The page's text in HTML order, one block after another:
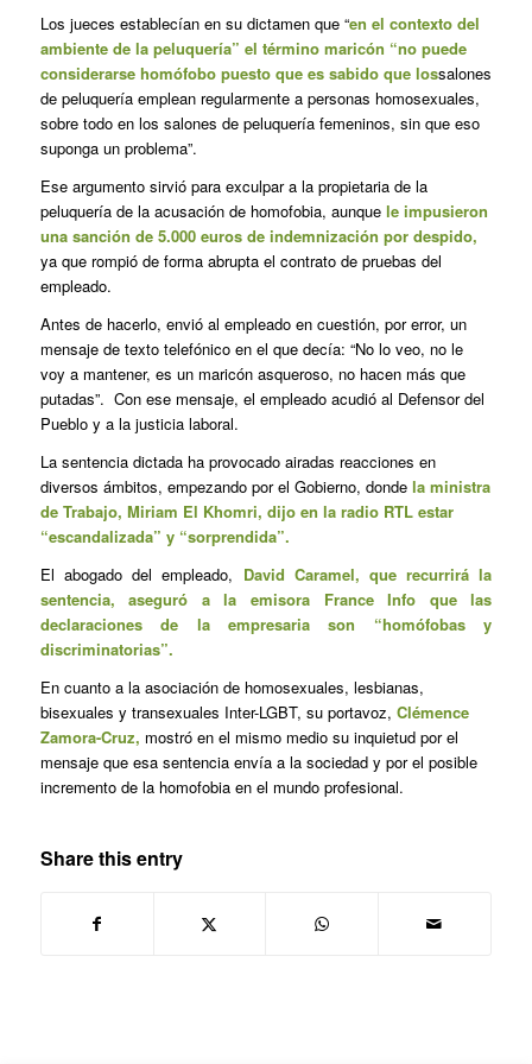
Los jueces establecían en su dictamen que “en el contexto del
ambiente de la peluquería” el término maricón “no puede
considerarse homófobo puesto que es sabido que lossalones
de peluquería emplean regularmente a personas homosexuales,
sobre todo en los salones de peluquería femeninos, sin que eso
suponga un problema”.
Ese argumento sirvió para exculpar a la propietaria de la
peluquería de la acusación de homofobia, aunquele impusieron
una sanción de 5.000 euros de indemnización por despido,
ya que rompió de forma abrupta el contrato de pruebas del
empleado.
Antes de hacerlo, envió al empleado en cuestión, por error, un
mensaje de texto telefónico en el que decía: “No lo veo, no le
voy a mantener, es un maricón asqueroso, no hacen más que
putadas”. Con ese mensaje, el empleado acudió al Defensor del
Pueblo y a la justicia laboral.
La sentencia dictada ha provocado airadas reacciones en
diversos ámbitos, empezando por el Gobierno, donde la ministra
de Trabajo, Miriam El Khomri, dijo en la radio RTL estar
“escandalizada” y “sorprendida”.
El abogado del empleado, David Caramel, que recurrirá la
sentencia, aseguró a la emisora France Info que las
declaraciones de la empresaria son “homófobas y
discriminatorias”.
En cuanto a la asociación de homosexuales, lesbianas,
bisexuales y transexuales Inter-LGBT, su portavoz, Clémence
Zamora-Cruz, mostró en el mismo medio su inquietud por el
mensaje que esa sentencia envía a la sociedad y por el posible
incremento de la homofobia en el mundo profesional.
Share this entry